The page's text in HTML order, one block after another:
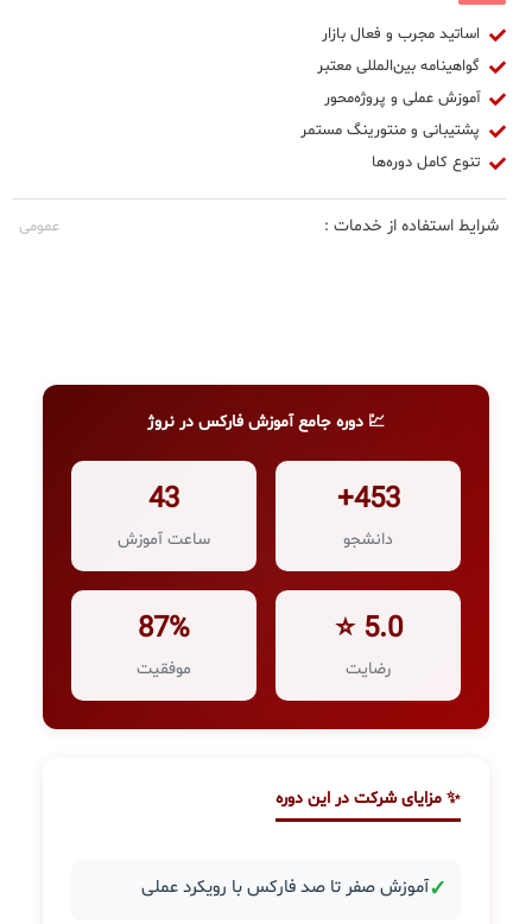
اساتید مجرب و فعال بازار
گواهینامه بین‌المللی معتبر
آموزش عملی و پروژه‌محور
پشتیبانی و منتورینگ مستمر
تنوع کامل دوره‌ها
شرایط استفاده از خدمات : عمومی
💹 دوره جامع آموزش فارکس در نروژ
453+
دانشجو
43
ساعت آموزش
5.0 ⭐
رضایت
87%
موفقیت
✨ مزایای شرکت در این دوره
✓آموزش صفر تا صد فارکس با رویکرد عملی